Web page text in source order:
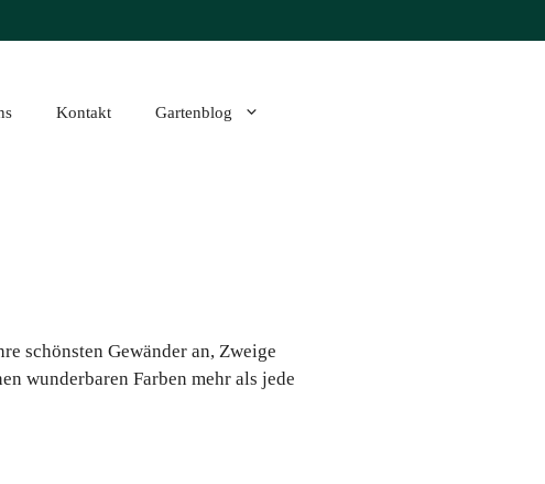
Kontakt Gartenblog
schönsten Gewänder an, Zweige
wunderbaren Farben mehr als jede